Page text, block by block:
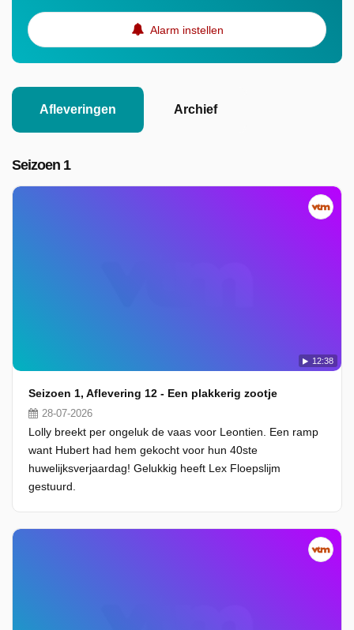
Alarm instellen
Afleveringen Archief
Seizoen 1
12:38
Seizoen 1, Aflevering 12 - Een plakkerig zootje
28-07-2026
Lolly breekt per ongeluk de vaas voor Leontien. Een ramp
want Hubert had hem gekocht voor hun 40ste
huwelijksverjaardag! Gelukkig heeft Lex Floepslijm
gestuurd.